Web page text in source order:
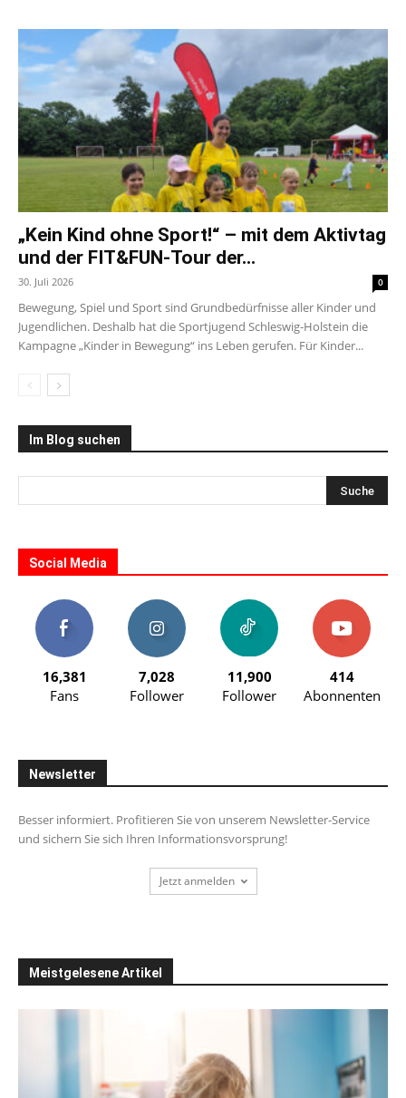
„Kein Kind ohne Sport!“ – mit dem Aktivtag
und der FIT&FUN-Tour der...
30. Juli 2026 0
Bewegung, Spiel und Sport sind Grundbedürfnisse aller Kinder und
Jugendlichen. Deshalb hat die Sportjugend Schleswig-Holstein die
Kampagne „Kinder in Bewegung“ ins Leben gerufen. Für Kinder...
Im Blog suchen
Social Media
16,381
Fans
7,028
Follower
11,900
Follower
414
Abonnenten
Newsletter
Besser informiert. Profitieren Sie von unserem Newsletter-Service
und sichern Sie sich Ihren Informationsvorsprung!
Jetzt anmelden
Meistgelesene Artikel